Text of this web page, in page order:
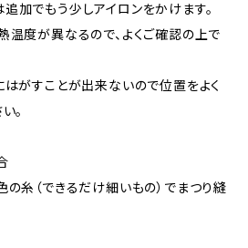
加でもう少しアイロンをかけます。
温度が異なるので、よくご確認の上で
はがすことが出来ないので位置をよく
。
糸（できるだけ細いもの）でまつり縫